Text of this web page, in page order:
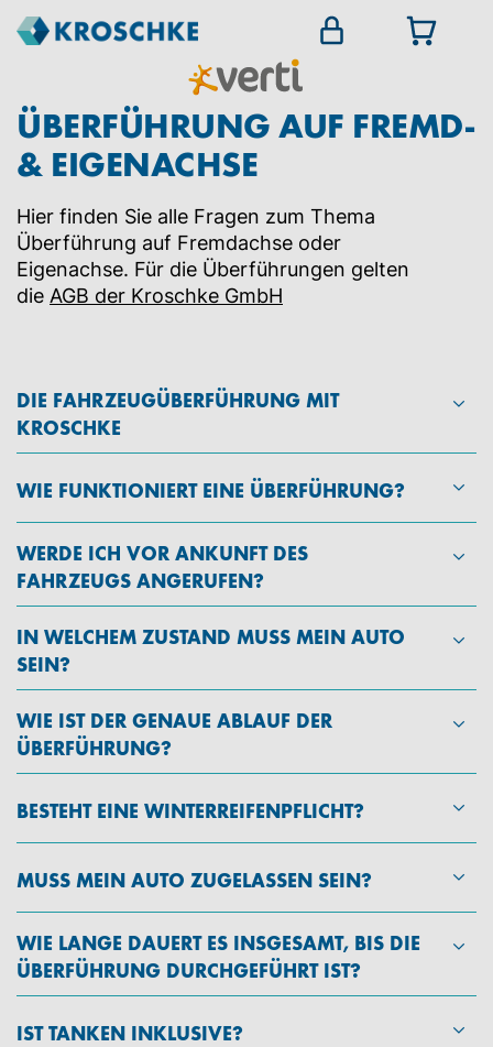
ÜBERFÜHRUNG AUF FREMD-
& EIGENACHSE
Hier finden Sie alle Fragen zum Thema
Überführung auf Fremdachse oder
Eigenachse. Für die Überführungen gelten
die AGB der Kroschke GmbH
DIE FAHRZEUGÜBERFÜHRUNG MIT
KROSCHKE
WIE FUNKTIONIERT EINE ÜBERFÜHRUNG?
WERDE ICH VOR ANKUNFT DES
FAHRZEUGS ANGERUFEN?
IN WELCHEM ZUSTAND MUSS MEIN AUTO
SEIN?
WIE IST DER GENAUE ABLAUF DER
ÜBERFÜHRUNG?
BESTEHT EINE WINTERREIFENPFLICHT?
MUSS MEIN AUTO ZUGELASSEN SEIN?
WIE LANGE DAUERT ES INSGESAMT, BIS DIE
ÜBERFÜHRUNG DURCHGEFÜHRT IST?
IST TANKEN INKLUSIVE?